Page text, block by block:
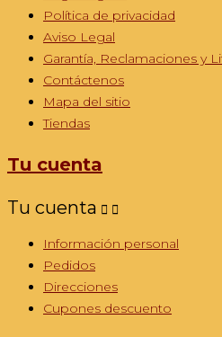
Política de privacidad
Aviso Legal
Garantía, Reclamaciones y
Contáctenos
Mapa del sitio
Tiendas
Tu cuenta
Tu cuenta  
Información personal
Pedidos
Direcciones
Cupones descuento